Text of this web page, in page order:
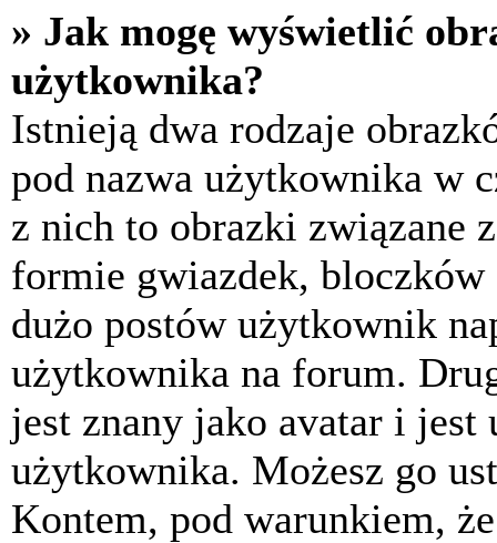
» Jak mogę wyświetlić
użytkownika?
Istnieją dwa rodzaje
pod nazwa użytkownika w
z nich to obrazki związane
formie gwiazdek,
dużo postów użytkownik
użytkownika na forum.
jest znany jako avatar i jest
użytkownika. Możesz go
Kontem, pod warunkiem,